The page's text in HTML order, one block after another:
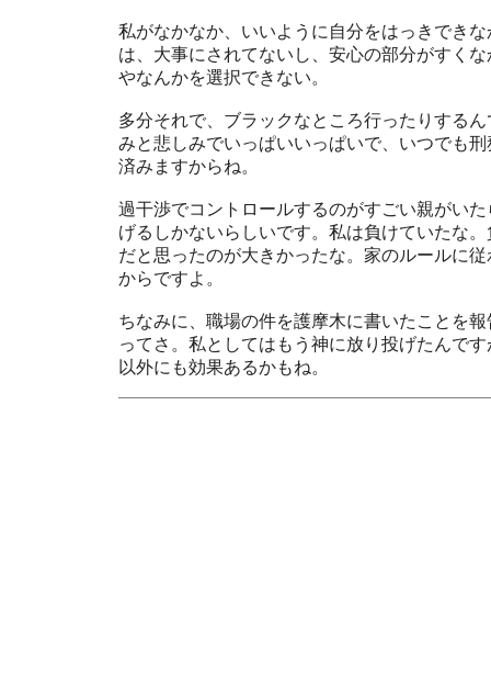
私がなかなか、いいように自分をはっきでき
は、大事にされてないし、安心の部分がすく
やなんかを選択できない。
多分それで、ブラックなところ行ったりする
みと悲しみでいっぱいいっぱいで、いつでも
済みますからね。
過干渉でコントロールするのがすごい親がい
げるしかないらしいです。私は負けていたな
だと思ったのが大きかったな。家のルールに
からですよ。
ちなみに、職場の件を護摩木に書いたことを
ってさ。私としてはもう神に放り投げたんで
以外にも効果あるかもね。